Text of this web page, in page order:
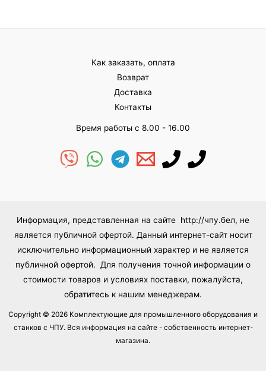
Как заказать, оплата
Возврат
Доставка
Контакты
Время работы с 8.00 - 16.00
Информация, представленная на сайте http://чпу.бел, не
является публичной офертой. Данный интернет-сайт носит
исключительно информационный характер и не является
публичной офертой. Для получения точной информации о
стоимости товаров и условиях поставки, пожалуйста,
обратитесь к нашим менеджерам.
Copyright © 2026 Комплектующие для промышленного оборудования и
станков с ЧПУ. Вся информация на сайте - собственность интернет-
магазина.